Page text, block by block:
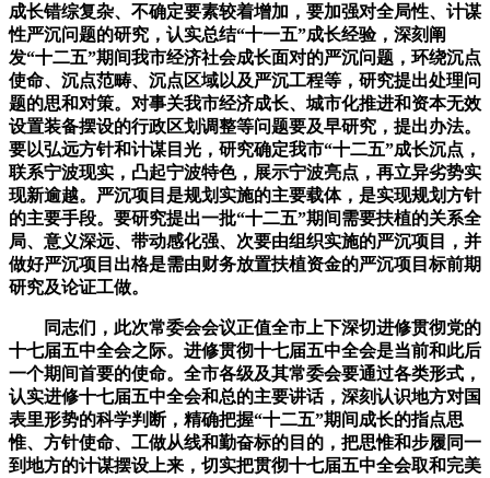
成长错综复杂、不确定要素较着增加，要加强对全局性、计谋
性严沉问题的研究，认实总结“十一五”成长经验，深刻阐
发“十二五”期间我市经济社会成长面对的严沉问题，环绕沉点
使命、沉点范畴、沉点区域以及严沉工程等，研究提出处理问
题的思和对策。对事关我市经济成长、城市化推进和资本无效
设置装备摆设的行政区划调整等问题要及早研究，提出办法。
要以弘远方针和计谋目光，研究确定我市“十二五”成长沉点，
联系宁波现实，凸起宁波特色，展示宁波亮点，再立异劣势实
现新逾越。严沉项目是规划实施的主要载体，是实现规划方针
的主要手段。要研究提出一批“十二五”期间需要扶植的关系全
局、意义深远、带动感化强、次要由组织实施的严沉项目，并
做好严沉项目出格是需由财务放置扶植资金的严沉项目标前期
研究及论证工做。
同志们，此次常委会会议正值全市上下深切进修贯彻党的
十七届五中全会之际。进修贯彻十七届五中全会是当前和此后
一个期间首要的使命。全市各级及其常委会要通过各类形式，
认实进修十七届五中全会和总的主要讲话，深刻认识地方对国
表里形势的科学判断，精确把握“十二五”期间成长的指点思
惟、方针使命、工做从线和勤奋标的目的，把思惟和步履同一
到地方的计谋摆设上来，切实把贯彻十七届五中全会取和完美